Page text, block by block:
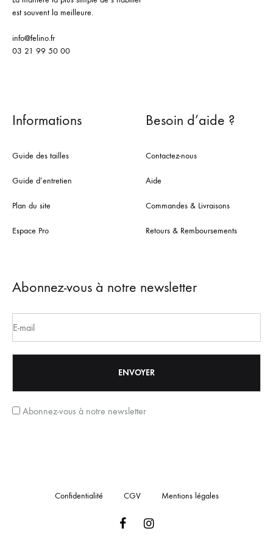
est souvent la meilleure.
info@felino.fr
03 21 99 50 00
Informations
Guide des tailles
Guide d’entretien
Plan du site
Espace Pro
Besoin d’aide ?
Contactez-nous
Aide
Commandes & Livraisons
Retours & Remboursements
Abonnez-vous à notre newsletter
Abonnez-vous à notre newsletter
Confidentialité CGV Mentions légales
FacebookInstagram